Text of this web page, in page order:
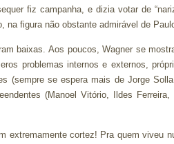
fiz campanha, e dizia votar de
na figura não obstante admirável de
baixas. Aos poucos, Wagner se
problemas internos e externos,
(sempre se espera mais de Jorge
(Manoel Vitório, Ildes
extremamente cortez! Pra quem viveu